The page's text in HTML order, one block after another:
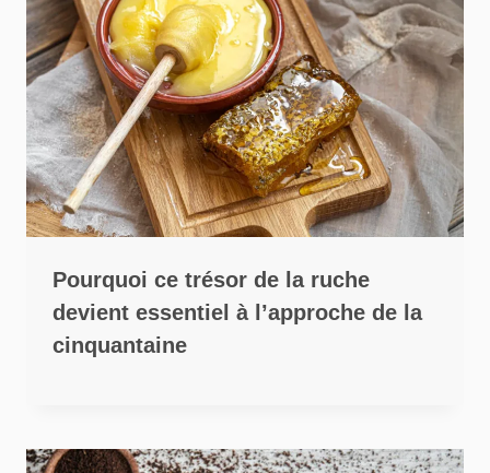
Pourquoi ce trésor de la ruche
devient essentiel à l’approche de la
cinquantaine